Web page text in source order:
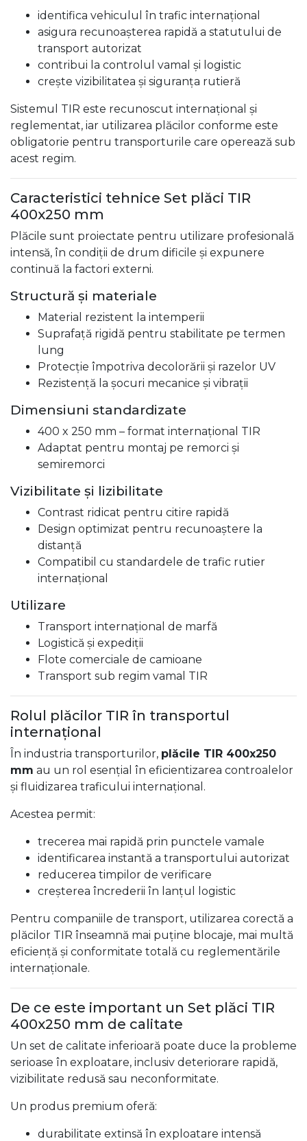
identifica vehiculul în trafic internațional
asigura recunoașterea rapidă a statutului de
transport autorizat
contribui la controlul vamal și logistic
crește vizibilitatea și siguranța rutieră
Sistemul TIR este recunoscut internațional și
reglementat, iar utilizarea plăcilor conforme este
obligatorie pentru transporturile care operează sub
acest regim.
Caracteristici tehnice Set plăci TIR
400x250 mm
Plăcile sunt proiectate pentru utilizare profesională
intensă, în condiții de drum dificile și expunere
continuă la factori externi.
Structură și materiale
Material rezistent la intemperii
Suprafață rigidă pentru stabilitate pe termen
lung
Protecție împotriva decolorării și razelor UV
Rezistență la șocuri mecanice și vibrații
Dimensiuni standardizate
400 x 250 mm – format internațional TIR
Adaptat pentru montaj pe remorci și
semiremorci
Vizibilitate și lizibilitate
Contrast ridicat pentru citire rapidă
Design optimizat pentru recunoaștere la
distanță
Compatibil cu standardele de trafic rutier
internațional
Utilizare
Transport internațional de marfă
Logistică și expediții
Flote comerciale de camioane
Transport sub regim vamal TIR
Rolul plăcilor TIR în transportul
internațional
În industria transporturilor, plăcile TIR 400x250
mm au un rol esențial în eficientizarea controalelor
și fluidizarea traficului internațional.
Acestea permit:
trecerea mai rapidă prin punctele vamale
identificarea instantă a transportului autorizat
reducerea timpilor de verificare
creșterea încrederii în lanțul logistic
Pentru companiile de transport, utilizarea corectă a
plăcilor TIR înseamnă mai puține blocaje, mai multă
eficiență și conformitate totală cu reglementările
internaționale.
De ce este important un Set plăci TIR
400x250 mm de calitate
Un set de calitate inferioară poate duce la probleme
serioase în exploatare, inclusiv deteriorare rapidă,
vizibilitate redusă sau neconformitate.
Un produs premium oferă:
durabilitate extinsă în exploatare intensă